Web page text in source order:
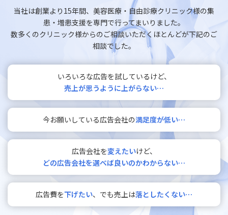
当社は創業より15年間、美容医療・自由診療クリニック様の集
患・増患支援を専門で行ってまいりました。
数多くのクリニック様からのご相談いただくほとんどが下記のご
相談でした。
いろいろな広告を試しているけど、
売上が思うように上がらない…
今お願いしている広告会社の満足度が低い…
広告会社を変えたいけど、
どの広告会社を選べば良いのかわからない…
広告費を下げたい、でも売上は落としたくない…